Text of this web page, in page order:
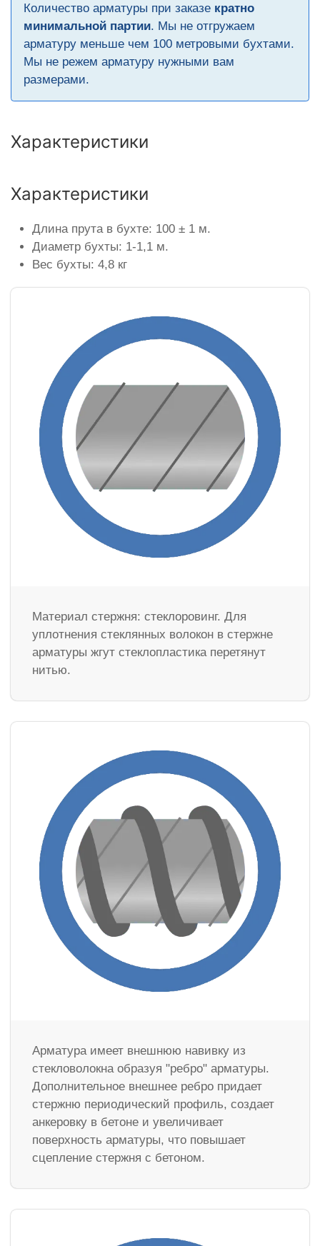
Количество арматуры при заказе кратно
минимальной партии. Мы не отгружаем
арматуру меньше чем 100 метровыми бухтами.
Мы не режем арматуру нужными вам
размерами.
Характеристики
Характеристики
Длина прута в бухте: 100 ± 1 м.
Диаметр бухты: 1-1,1 м.
Вес бухты: 4,8 кг
Материал стержня: стеклоровинг. Для
уплотнения стеклянных волокон в стержне
арматуры жгут стеклопластика перетянут
нитью.
Арматура имеет внешнюю навивку из
стекловолокна образуя "ребро" арматуры.
Дополнительное внешнее ребро придает
стержню периодический профиль, создает
анкеровку в бетоне и увеличивает
поверхность арматуры, что повышает
сцепление стержня с бетоном.